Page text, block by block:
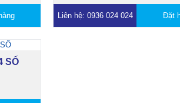
Liên hệ: 0936 024 024 Đặt
SỐ